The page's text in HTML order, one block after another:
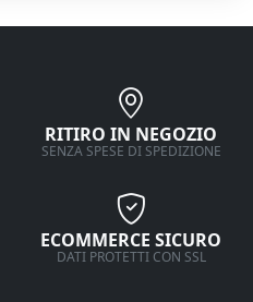
RITIRO IN NEGOZIO
SENZA SPESE DI SPEDIZIONE
ECOMMERCE SICURO
DATI PROTETTI CON SSL